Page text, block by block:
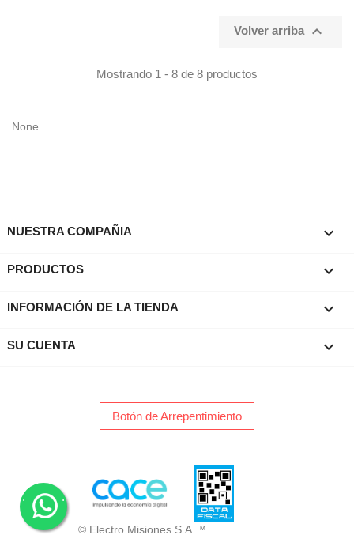
Volver arriba 
Mostrando 1 - 8 de 8 productos
None
NUESTRA COMPAÑIA 
PRODUCTOS 
INFORMACIÓN DE LA TIENDA keyboard_arrow_down
SU CUENTA 
Botón de Arrepentimiento
© Electro Misiones S.A.™
. .